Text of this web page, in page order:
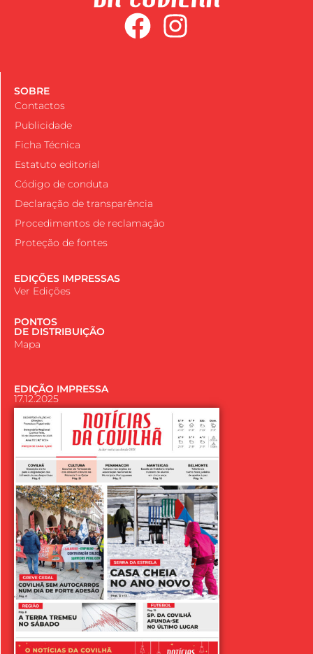
SOBRE
Contactos
Publicidade
Ficha Técnica
Estatuto editorial
Código de conduta
Declaração de transparência
Procedimentos de reclamação
Proteção de fontes
EDIÇÕES IMPRESSAS
Ver Edições
PONTOS
DE DISTRIBUIÇÃO
Mapa
EDIÇÃO IMPRESSA
17.12.2025